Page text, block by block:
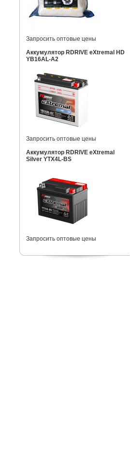
Запросить оптовые цены
Аккумулятор RDRIVE eXtremal HD
YB16AL-A2
Запросить оптовые цены
Аккумулятор RDRIVE eXtremal
Silver YTX4L-BS
Запросить оптовые цены